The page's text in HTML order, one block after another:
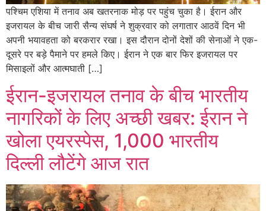
पश्चिम एशिया में तनाव अब खतरनाक मोड़ पर पहुंच चुका है। ईरान और
इजरायल के बीच जारी सैन्य संघर्ष ने शुक्रवार को लगातार आठवें दिन भी
अपनी भयावहता को बरकरार रखा। इस दौरान दोनों देशों की सेनाओं ने एक-
दूसरे पर बड़े पैमाने पर हमले किए। ईरान ने एक बार फिर इजरायल पर
मिसाइलों और आत्मघाती […]
ईरान-इजरायल तनाव के बीच भारतीय
नागरिकों के लिए अच्छी खबर: ईरान ने
खोला एयरस्पेस, 1,000 भारतीय
दिल्ली लौटेंगे आज रात